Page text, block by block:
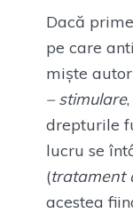
Dacă
pe care
miște
– stimulare
drepturile
lucru se
(tratament
acestea